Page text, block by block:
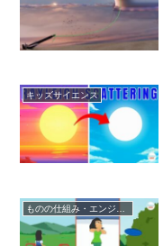
キッズサイエンス